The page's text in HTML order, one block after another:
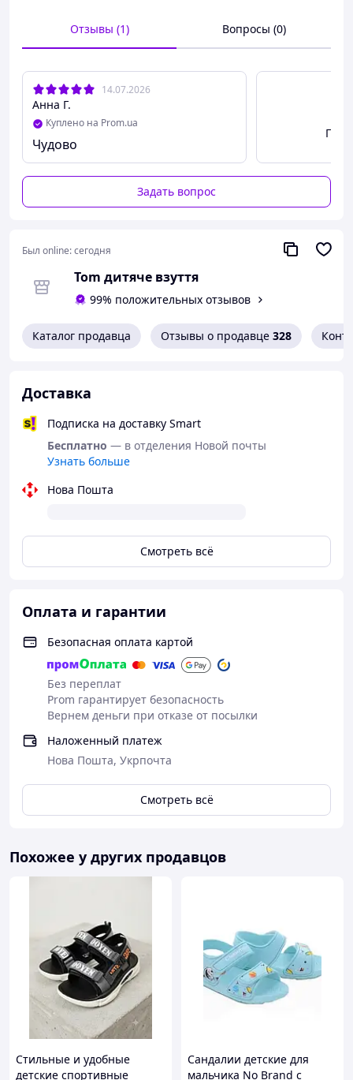
Отзывы (1) Вопросы (0)
14.07.2026
Анна Г.
Куплено на Prom.ua
Чудово
Задать вопрос
Был online:сегодня
Tom дитяче взуття
99% положительных отзывов
Каталог продавца Отзывы о продавце 328
Доставка
Подписка на доставку Smart
Бесплатно — в отделения Новой почты
Узнать больше
Нова Пошта
Смотреть всё
Оплата и гарантии
Безопасная оплата картой
Без переплат
Prom гарантирует безопасность
Вернем деньги при отказе от посылки
Наложенный платеж
Нова Пошта, Укрпочта
Смотреть всё
Похожее у других продавцов
Стильные и удобные
детские спортивные
Сандалии детские для
мальчика No Brand с